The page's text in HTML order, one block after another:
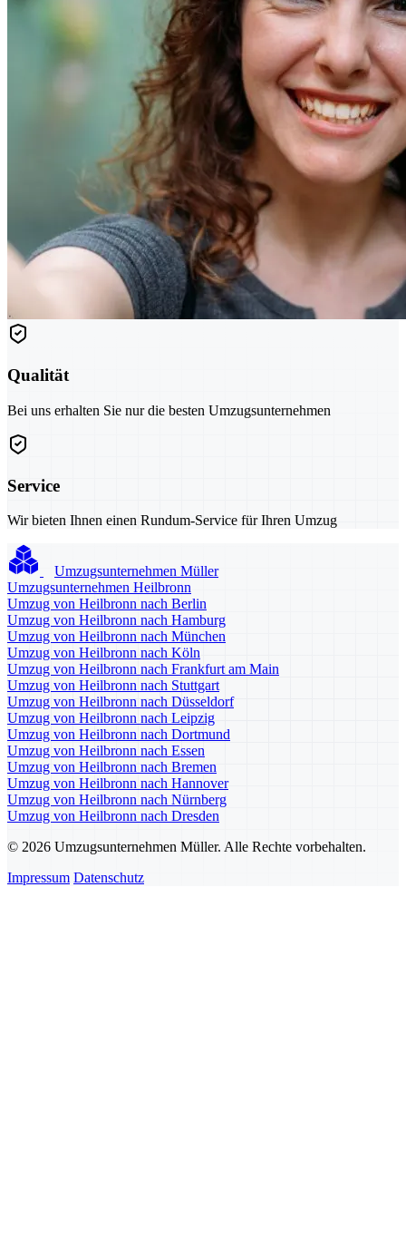
Qualität
Bei uns erhalten Sie nur die besten Umzugsunternehmen
Service
Wir bieten Ihnen einen Rundum-Service für Ihren Umzug
Umzugsunternehmen Müller
Umzugsunternehmen Heilbronn
Umzug von Heilbronn nach Berlin
Umzug von Heilbronn nach Hamburg
Umzug von Heilbronn nach München
Umzug von Heilbronn nach Köln
Umzug von Heilbronn nach Frankfurt am Main
Umzug von Heilbronn nach Stuttgart
Umzug von Heilbronn nach Düsseldorf
Umzug von Heilbronn nach Leipzig
Umzug von Heilbronn nach Dortmund
Umzug von Heilbronn nach Essen
Umzug von Heilbronn nach Bremen
Umzug von Heilbronn nach Hannover
Umzug von Heilbronn nach Nürnberg
Umzug von Heilbronn nach Dresden
© 2026 Umzugsunternehmen Müller. Alle Rechte vorbehalten.
Impressum Datenschutz